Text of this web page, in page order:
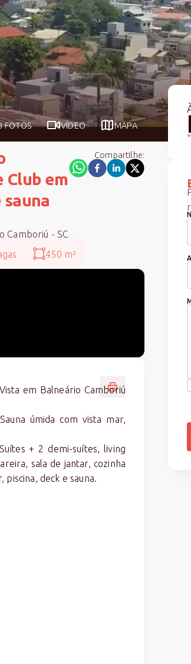
FOTOS VÍDEO MAPA
Club em
Camboriú - SC
Compartilhe:
450 m²
em Balneário Camboriú
úmida com vista mar,
+ 2 demi-suítes, living
sala de jantar, cozinha
deck e sauna.